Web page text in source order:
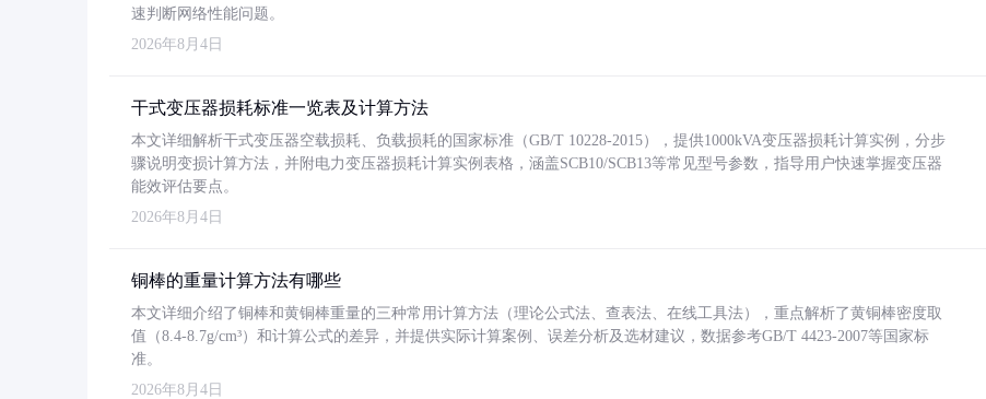
速判断网络性能问题。
2026年8月4日
干式变压器损耗标准一览表及计算方法
本文详细解析干式变压器空载损耗、负载损耗的国家标准（GB/T 10228-2015），提供1000kVA变压器损耗计算实例，分步
骤说明变损计算方法，并附电力变压器损耗计算实例表格，涵盖SCB10/SCB13等常见型号参数，指导用户快速掌握变压器
能效评估要点。
2026年8月4日
铜棒的重量计算方法有哪些
本文详细介绍了铜棒和黄铜棒重量的三种常用计算方法（理论公式法、查表法、在线工具法），重点解析了黄铜棒密度取
值（8.4-8.7g/cm³）和计算公式的差异，并提供实际计算案例、误差分析及选材建议，数据参考GB/T 4423-2007等国家标
准。
2026年8月4日